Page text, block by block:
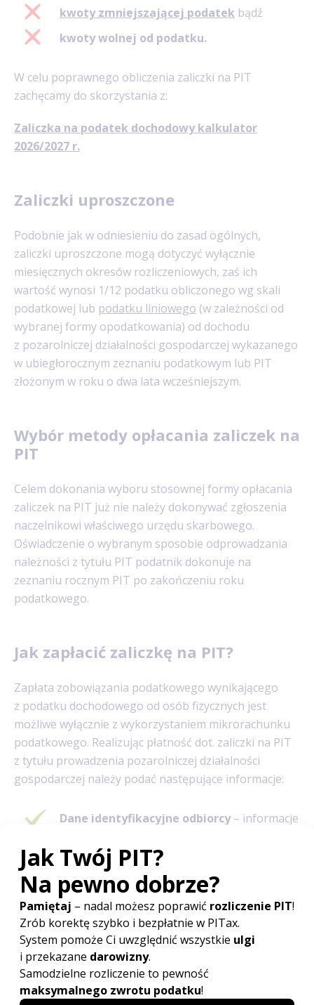
kwoty zmniejszającej podatek bądź
kwoty wolnej od podatku.
W celu poprawnego obliczenia zaliczki na PIT
zachęcamy do skorzystania z:
Zaliczka na podatek dochodowy kalkulator
2026/2027 r.
Zaliczki uproszczone
Podobnie jak w odniesieniu do zasad ogólnych,
zaliczki uproszczone mogą dotyczyć wyłącznie
miesięcznych okresów rozliczeniowych, zaś ich
wartość wynosi 1/12 podatku obliczonego wg skali
podatkowej lub podatku liniowego (w zależności od
wybranej formy opodatkowania) od dochodu
z pozarolniczej działalności gospodarczej wykazanego
w ubiegłorocznym zeznaniu podatkowym lub PIT
złożonym w roku o dwa lata wcześniejszym.
Wybór metody opłacania zaliczek na
PIT
Celem dokonania wyboru stosownej formy opłacania
zaliczek na PIT już nie należy dokonywać zgłoszenia
naczelnikowi właściwego urzędu skarbowego.
Oświadczenie o wybranym sposobie odprowadzania
należności z tytułu PIT podatnik dokonuje na
zeznaniu rocznym PIT po zakończeniu roku
podatkowego.
Jak zapłacić zaliczkę na PIT?
Zapłata zobowiązania podatkowego wynikającego
z podatku dochodowego od osób fizycznych jest
możliwe wyłącznie z wykorzystaniem mikrorachunku
podatkowego. Realizując płatność dot. zaliczki na PIT
z tytułu prowadzenia pozarolniczej działalności
gospodarczej należy podać następujące informacje:
Dane identyfikacyjne odbiorcy– informacje
skarbowego oraz nazwę organu administracji
publicznej;
Dane identyfikacyjne podatnika
– dane
dotyczące prowadzonej przez podatnika
pozarolniczej działalności gospodarczej
(należy podać informacje figurujące we
właściwym rejestrze przedsiębiorców: CEiDG
lub KRS). W relacjach z urzędem skarbowym